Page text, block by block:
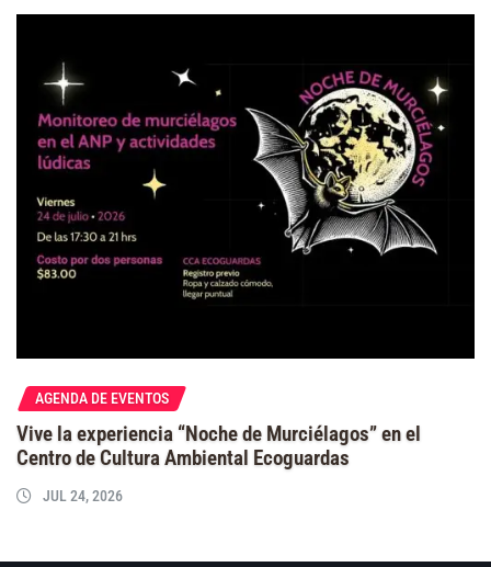
AGENDA DE EVENTOS
Vive la experiencia “Noche de Murciélagos” en el
Centro de Cultura Ambiental Ecoguardas
JUL 24, 2026